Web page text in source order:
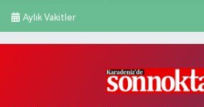
Aylık Vakitler